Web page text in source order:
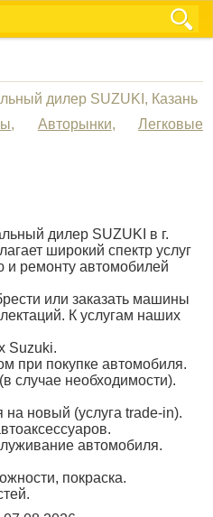
дилер SUZUKI, Казань
, Авторынки,Легковые
дилер SUZUKI в г.
широкий спектр услуг
ремонту автомобилей
или заказать машины
К услугам наших
Suzuki.
при покупке автомобиля.
случае необходимости).
новый (услуга trade-in).
автомобиля.
покраска.